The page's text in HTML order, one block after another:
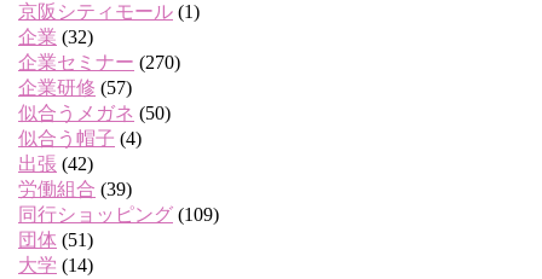
京阪シティモール (1)
企業 (32)
企業セミナー (270)
企業研修 (57)
似合うメガネ (50)
似合う帽子 (4)
出張 (42)
労働組合 (39)
同行ショッピング (109)
団体 (51)
大学 (14)